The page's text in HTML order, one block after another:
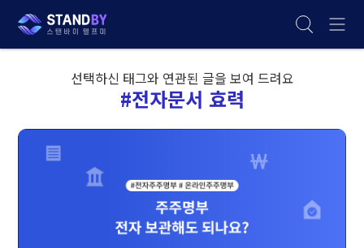
#전자문서 효력
선택하신 태그와 연관된 글을 보여 드려요